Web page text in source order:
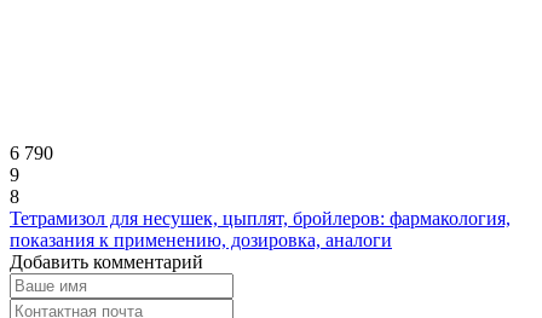
6 790
9
8
Тетрамизол для несушек, цыплят, бройлеров: фармакология,
показания к применению, дозировка, аналоги
Добавить комментарий